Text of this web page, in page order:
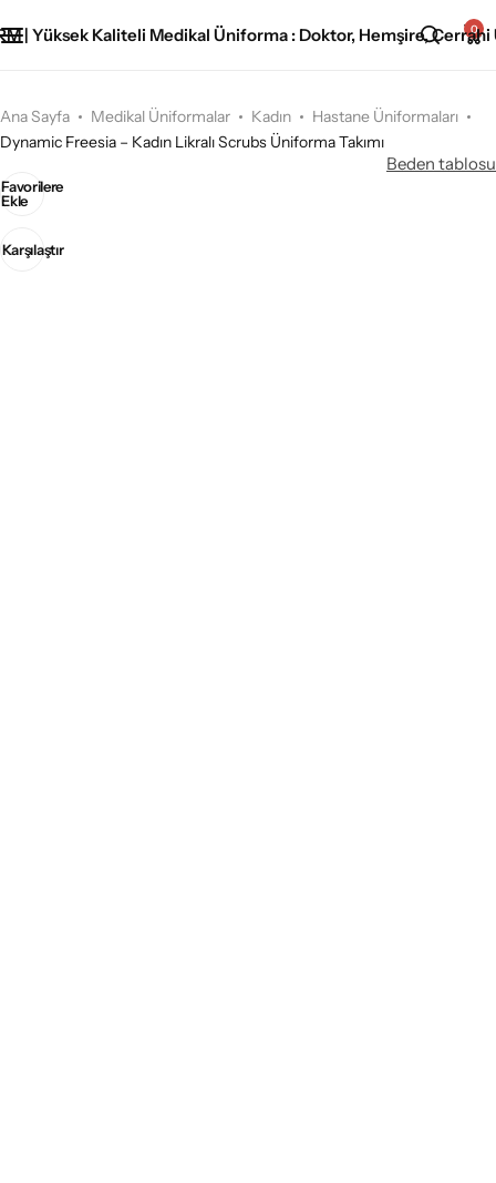
0
Ana Sayfa Medikal Üniformalar Kadın
Hastane Üniformaları
Dynamic Freesia – Kadın Likralı Scrubs Üniforma Takımı
Favorilere
Ekle
Karşılaştır
Beden tablosu